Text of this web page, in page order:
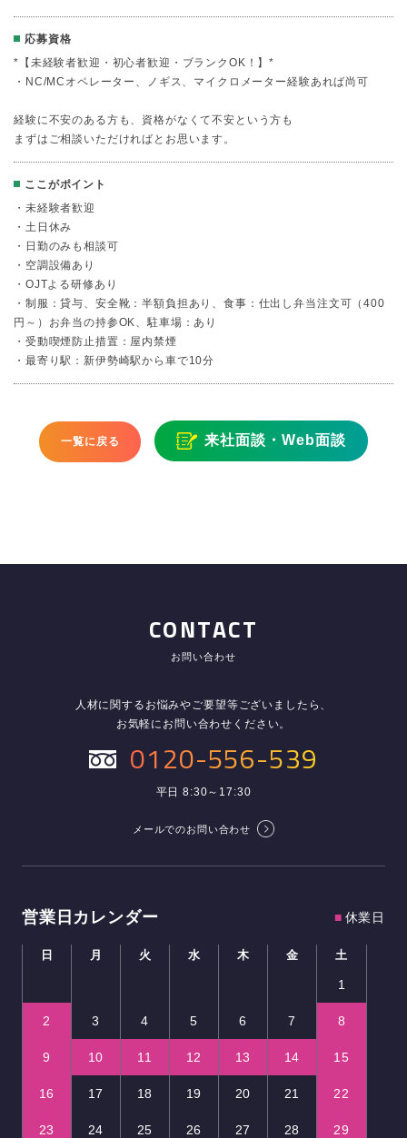
応募資格
*【未経験者歓迎・初心者歓迎・ブランクOK！】*
・NC/MCオペレーター、ノギス、マイクロメーター経験あれば尚可
経験に不安のある方も、資格がなくて不安という方も
まずはご相談いただければとお思います。
ここがポイント
・未経験者歓迎
・土日休み
・日勤のみも相談可
・空調設備あり
・OJTよる研修あり
・制服：貸与、安全靴：半額負担あり、食事：仕出し弁当注文可（400
円～）お弁当の持参OK、駐車場：あり
・受動喫煙防止措置：屋内禁煙
・最寄り駅：新伊勢崎駅から車で10分
一覧に戻る 来社面談・Web面談
CONTACT
お問い合わせ
人材に関するお悩みやご要望等ございましたら、
お気軽にお問い合わせください。
0120-556-539
平日 8:30～17:30
メールでのお問い合わせ
営業日カレンダー ■ 休業日
日 月 火 水 木 金 土
1
2 3 4 5 6 7 8
9 10 11 12 13 14 15
16 17 18 19 20 21 22
23 24 25 26 27 28 29